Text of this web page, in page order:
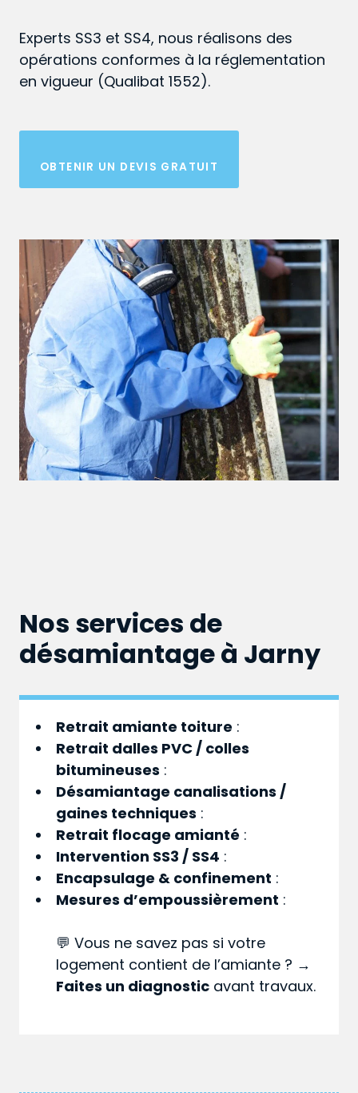
Experts SS3 et SS4, nous réalisons des
opérations conformes à la réglementation
en vigueur (Qualibat 1552).
OBTENIR UN DEVIS GRATUIT
Nos services de
désamiantage à Jarny
Retrait amiante toiture :
Retrait dalles PVC / colles
bitumineuses :
Désamiantage canalisations /
gaines techniques :
Retrait flocage amianté :
Intervention SS3 / SS4 :
Encapsulage & confinement :
Mesures d’empoussièrement :
💬 Vous ne savez pas si votre
logement contient de l’amiante ? →
Faites un diagnostic avant travaux.